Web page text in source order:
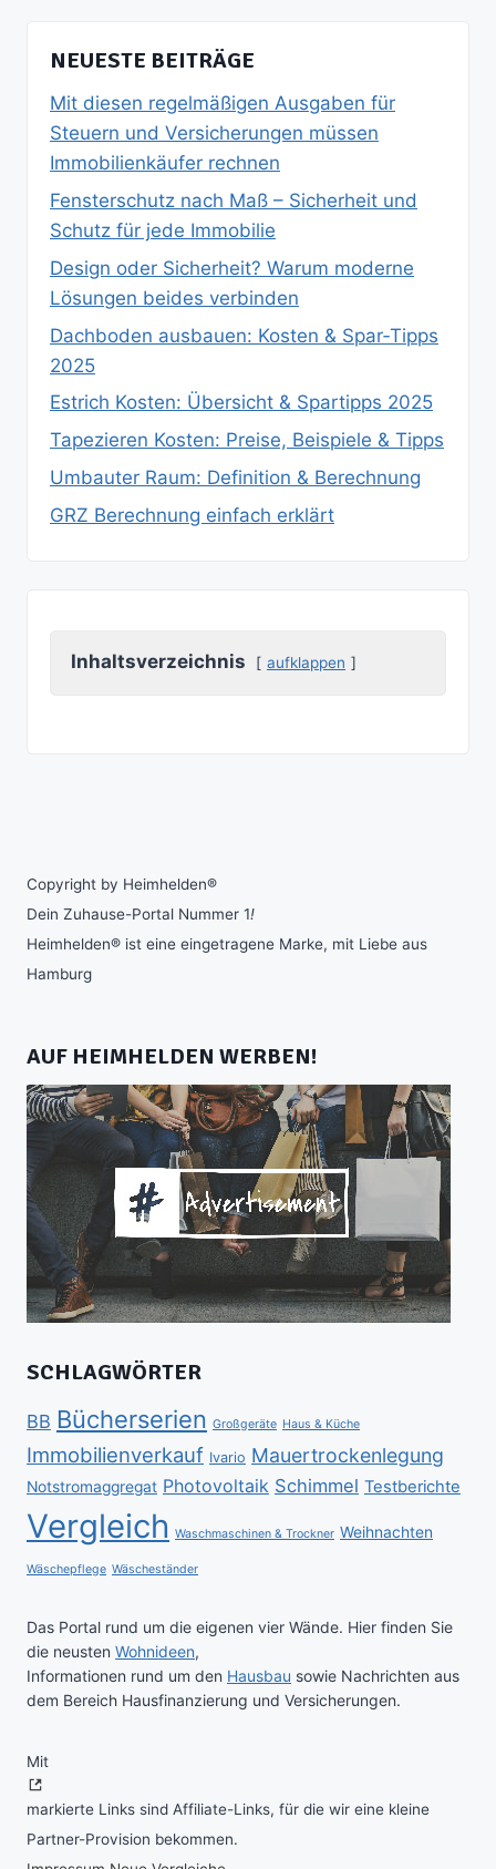
NEUESTE BEITRÄGE
Mit diesen regelmäßigen Ausgaben für
Steuern und Versicherungen müssen
Immobilienkäufer rechnen
Fensterschutz nach Maß – Sicherheit und
Schutz für jede Immobilie
Design oder Sicherheit? Warum moderne
Lösungen beides verbinden
Dachboden ausbauen: Kosten & Spar‑Tipps
2025
Estrich Kosten: Übersicht & Spartipps 2025
Tapezieren Kosten: Preise, Beispiele & Tipps
Umbauter Raum: Definition & Berechnung
GRZ Berechnung einfach erklärt
Inhaltsverzeichnis aufklappen
Copyright by Heimhelden®
Dein Zuhause-Portal Nummer 1!
Heimhelden® ist eine eingetragene Marke, mit Liebe aus
Hamburg
AUF HEIMHELDEN WERBEN!
SCHLAGWÖRTER
BB Bücherserien Großgeräte Haus & Küche
Immobilienverkauf Ivario Mauertrockenlegung
Notstromaggregat Photovoltaik Schimmel Testberichte
Vergleich Waschmaschinen & Trockner Weihnachten
Wäschepflege Wäscheständer
Das Portal rund um die eigenen vier Wände. Hier finden Sie
die neusten Wohnideen,
Informationen rund um den Hausbau sowie Nachrichten aus
dem Bereich Hausfinanzierung und Versicherungen.
Mit
markierte Links sind Affiliate-Links, für die wir eine kleine
Partner-Provision bekommen.